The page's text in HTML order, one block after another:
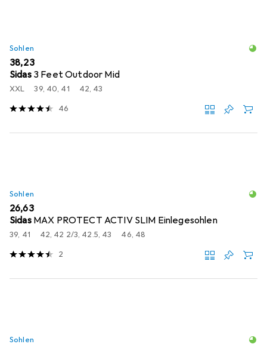
Sohlen
EUR
38,23
Sidas 3 Feet Outdoor Mid
XXL 39, 40, 41 42, 43
46
Sohlen
EUR
26,63
Sidas MAX PROTECT ACTIV SLIM Einlegesohlen
39, 41 42, 42 2/3, 42.5, 43 46, 48
2
Sohlen